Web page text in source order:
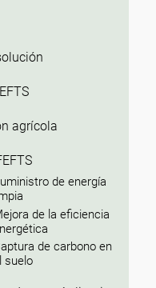
agrícola
de energía
de la eficiencia
de carbono en
suelo